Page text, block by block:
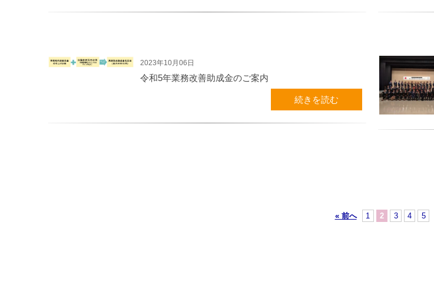
2023年10月06日
令和5年業務改善助成金のご案内
続きを読む
« 前へ 1 2 3 4 5